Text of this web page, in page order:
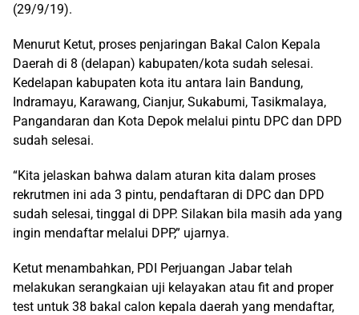
(29/9/19).
Menurut Ketut, proses penjaringan Bakal Calon Kepala
Daerah di 8 (delapan) kabupaten/kota sudah selesai.
Kedelapan kabupaten kota itu antara lain Bandung,
Indramayu, Karawang, Cianjur, Sukabumi, Tasikmalaya,
Pangandaran dan Kota Depok melalui pintu DPC dan DPD
sudah selesai.
“Kita jelaskan bahwa dalam aturan kita dalam proses
rekrutmen ini ada 3 pintu, pendaftaran di DPC dan DPD
sudah selesai, tinggal di DPP. Silakan bila masih ada yang
ingin mendaftar melalui DPP,” ujarnya.
Ketut menambahkan, PDI Perjuangan Jabar telah
melakukan serangkaian uji kelayakan atau fit and proper
test untuk 38 bakal calon kepala daerah yang mendaftar,